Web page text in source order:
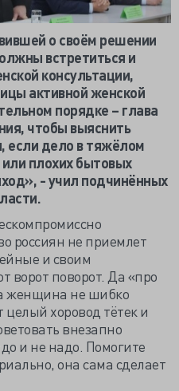
о своём решении
встретиться и
консультации,
активной женской
порядке – глава
чтобы выяснить
если дело в тяжёлом
плохих бытовых
- учил подчинённых
россиян не приемлет
и своим
ворот поворот. Да «про
женщина не шибко
целый хоровод тётек и
внезапно
и не надо. Помогите
она сама сделает